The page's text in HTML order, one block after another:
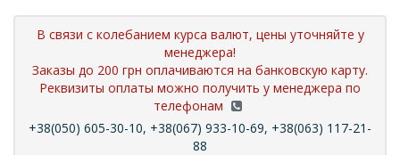
В связи с колебанием курса валют, цены уточняйте у
менеджера!
Заказы до 200 грн оплачиваются на банковскую карту.
Реквизиты оплаты можно получить у менеджера по
телефонам
+38(050) 605-30-10, +38(067) 933-10-69, +38(063) 117-21-
88